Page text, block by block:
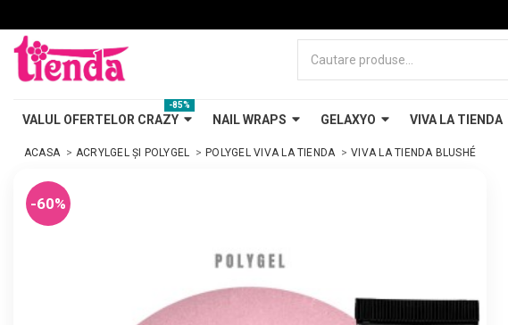
VALUL OFERTELOR CRAZY
-85%
NAIL WRAPS GELAXYO VIVA LA TIENDA
ACASA ACRYLGEL ȘI POLYGEL POLYGEL VIVA LA TIENDA VIVA LA TIENDA BLUSHÉ
-60%